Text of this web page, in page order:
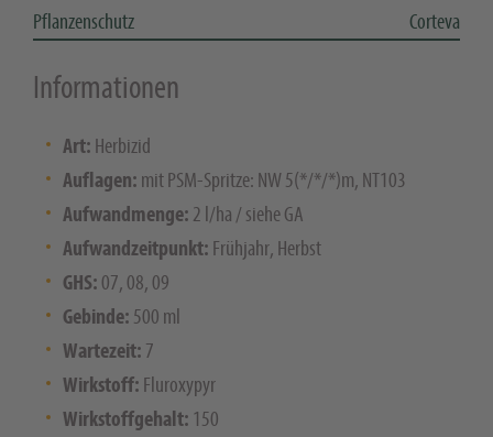
Pflanzenschutz Corteva
Informationen
Art: Herbizid
Auflagen: mit PSM-Spritze: NW 5(*/*/*)m, NT103
Aufwandmenge: 2 l/ha / siehe GA
Aufwandzeitpunkt: Frühjahr, Herbst
GHS: 07, 08, 09
Gebinde: 500 ml
Wartezeit: 7
Wirkstoff: Fluroxypyr
Wirkstoffgehalt: 150